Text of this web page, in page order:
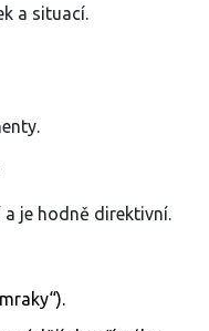
a situací.
a je hodně direktivní.